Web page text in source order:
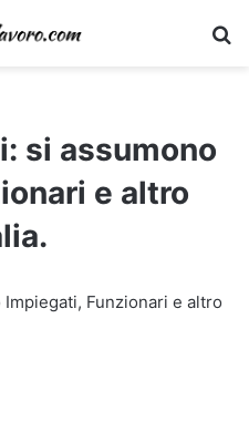
si assumono
e altro
Funzionari e altro